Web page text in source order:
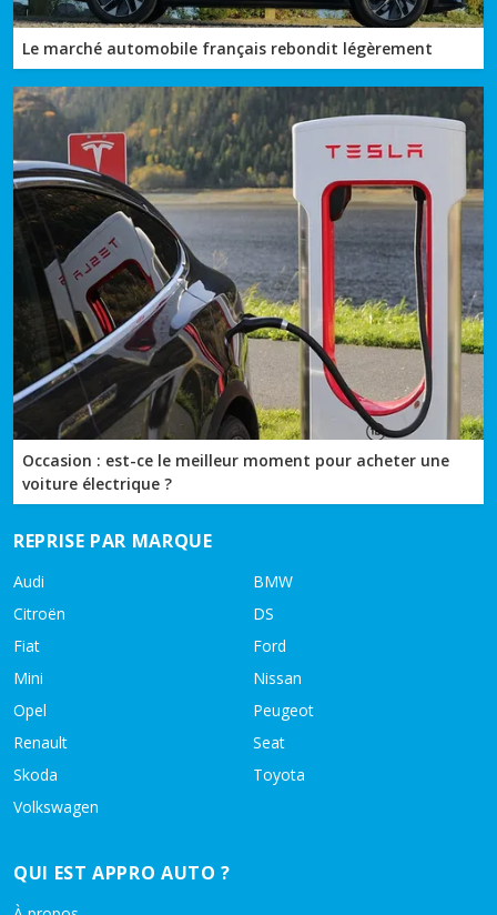
Le marché automobile français rebondit légèrement
Occasion : est-ce le meilleur moment pour acheter une
voiture électrique ?
REPRISE PAR MARQUE
Audi
BMW
Citroën
DS
Fiat
Ford
Mini
Nissan
Opel
Peugeot
Renault
Seat
Skoda
Toyota
Volkswagen
QUI EST APPRO AUTO ?